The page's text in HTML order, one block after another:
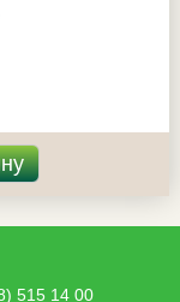
515 14 00